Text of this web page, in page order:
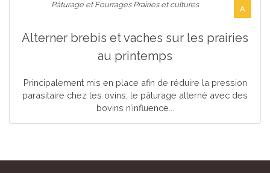
A
Pâturage et Fourrages Prairies et cultures
Alterner brebis et vaches sur les prairies
au printemps
Principalement mis en place afin de réduire la pression
parasitaire chez les ovins, le pâturage alterné avec des
bovins n’influence...